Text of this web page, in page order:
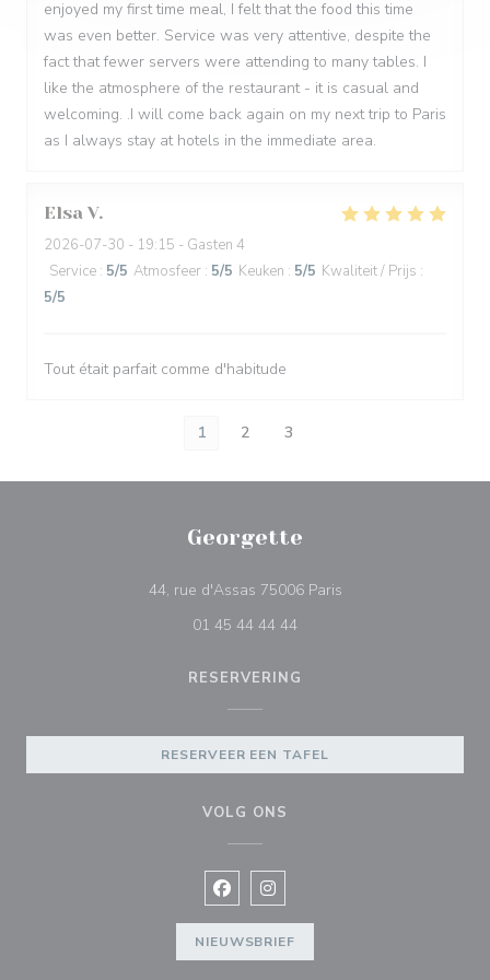
enjoyed my first time meal, I felt that the food this time
was even better. Service was very attentive, despite the
fact that fewer servers were attending to many tables. I
like the atmosphere of the restaurant - it is casual and
welcoming. .I will come back again on my next trip to Paris
as I always stay at hotels in the immediate area.
Elsa V
2026-07-30 - 19:15 - Gasten 4
Service : 5/5 Atmosfeer : 5/5 Keuken : 5/5 Kwaliteit / Prijs :
5/5
Tout était parfait comme d'habitude
1 2 3
Georgette
44, rue d'Assas 75006 Paris((opent in een nieuw
01 45 44 44 44
RESERVERING
RESERVEER EEN TAFEL
VOLG ONS
Facebook ((opent in een nieuw
Instagram ((opent in een
NIEUWSBRIEF